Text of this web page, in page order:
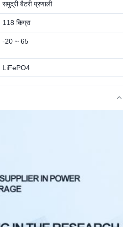
समुद्री बैटरी प्रणाली
118 किग्रा
-20 ~ 65
LiFePO4